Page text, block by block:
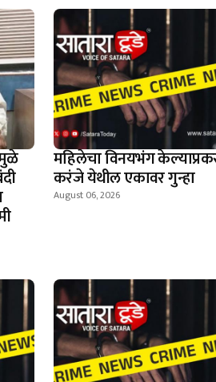
महिलेचा विनयभंग
करंजे येथील एकावर गुन्हा
August 06, 2026